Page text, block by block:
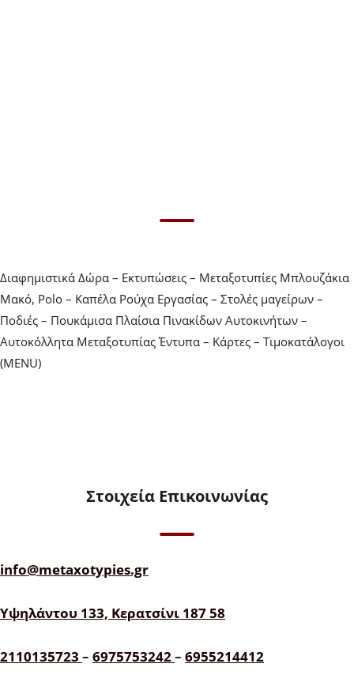
Διαφημιστικά Δώρα – Εκτυπώσεις – Μεταξοτυπίες Μπλουζάκια
Μακό, Polo – Καπέλα Ρούχα Εργασίας – Στολές μαγείρων –
Ποδιές – Πουκάμισα Πλαίσια Πινακίδων Αυτοκινήτων –
Αυτοκόλλητα Μεταξοτυπίας Έντυπα – Κάρτες – Τιμοκατάλογοι
(MENU)
Στοιχεία Επικοινωνίας
info@metaxotypies.gr
Υψηλάντου 133, Κερατσίνι 187 58
2110135723 – 6975753242– 6955214412